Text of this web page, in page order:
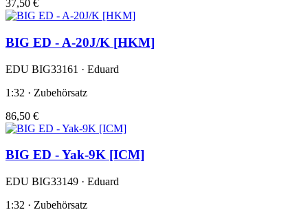
37,50 €
BIG ED - A-20J/K [HKM]
EDU BIG33161 · Eduard
1:32 · Zubehörsatz
86,50 €
BIG ED - Yak-9K [ICM]
EDU BIG33149 · Eduard
1:32 · Zubehörsatz